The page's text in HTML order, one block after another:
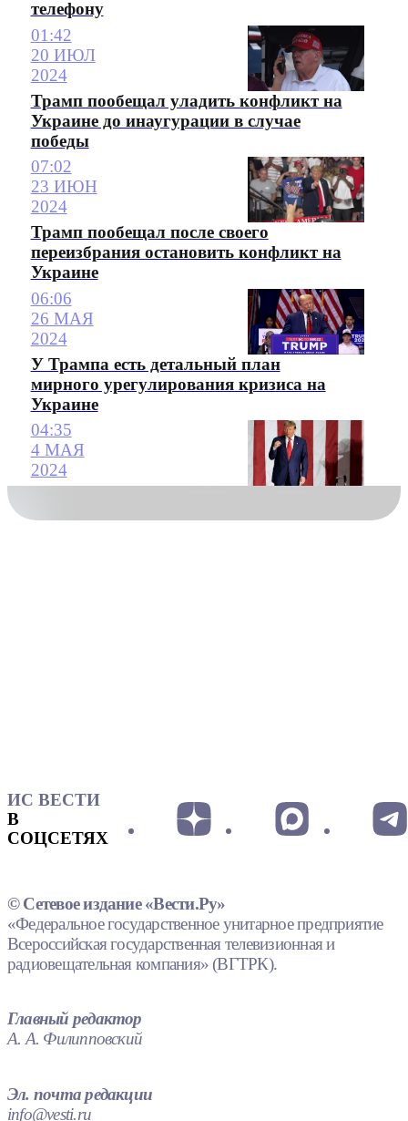
телефону
01:42
20 ИЮЛ
2024
Трамп пообещал уладить конфликт на
Украине до инаугурации в случае
победы
07:02
23 ИЮН
2024
Трамп пообещал после своего
переизбрания остановить конфликт на
Украине
06:06
26 МАЯ
2024
У Трампа есть детальный план
мирного урегулирования кризиса на
Украине
04:35
4 МАЯ
2024
ИС ВЕСТИ
В
СОЦСЕТЯХ
© Сетевое издание «Вести.Ру»
«Федеральное государственное унитарное предприятие
Всероссийская государственная телевизионная и
радиовещательная компания» (ВГТРК).
Главный редактор
А. А. Филипповский
Эл. почта редакции
info@vesti.ru